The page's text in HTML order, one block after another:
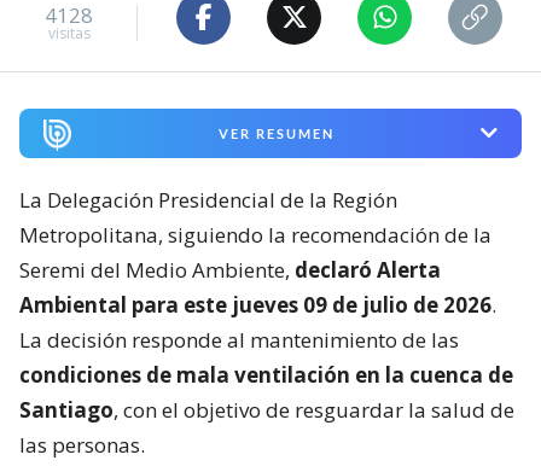
4128
visitas
VER RESUMEN
La Delegación Presidencial de la Región
Metropolitana, siguiendo la recomendación de la
Seremi del Medio Ambiente, declaró Alerta
Ambiental para este jueves 09 de julio de 2026.
La decisión responde al mantenimiento de las
condiciones de mala ventilación en la cuenca de
Santiago, con el objetivo de resguardar la salud de
las personas.